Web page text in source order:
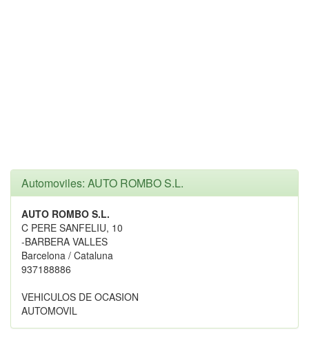
Automoviles: AUTO ROMBO S.L.
AUTO ROMBO S.L.
C PERE SANFELIU, 10
-BARBERA VALLES
Barcelona / Cataluna
937188886
VEHICULOS DE OCASION
AUTOMOVIL